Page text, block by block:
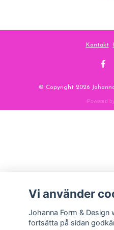
Kontakt
© Copyright 2026
Powered
Vi använder
Johanna Form &
fortsätta på sidan